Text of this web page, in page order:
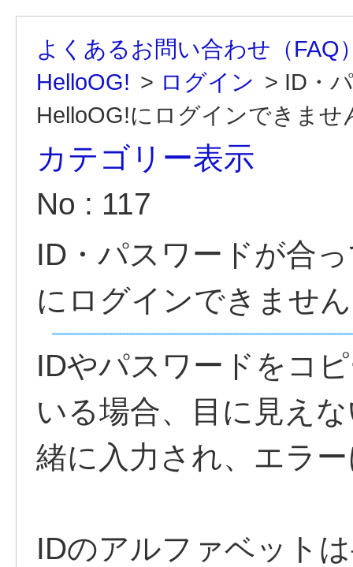
よくあるお問い合わせ（FAQ
HelloOG! > ログイン > ID・
HelloOG!にログインできませ
カテゴリー表示
No : 117
ID・パスワードが合
にログインできません
IDやパスワードをコ
いる場合、目に見え
緒に入力され、エラ
IDのアルファベット